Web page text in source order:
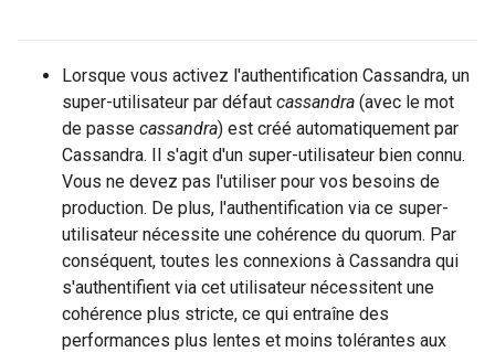
Lorsque vous activez l'authentification Cassandra, un
super-utilisateur par défaut cassandra (avec le mot
de passe cassandra) est créé automatiquement par
Cassandra. Il s'agit d'un super-utilisateur bien connu.
Vous ne devez pas l'utiliser pour vos besoins de
production. De plus, l'authentification via ce super-
utilisateur nécessite une cohérence du quorum. Par
conséquent, toutes les connexions à Cassandra qui
s'authentifient via cet utilisateur nécessitent une
cohérence plus stricte, ce qui entraîne des
performances plus lentes et moins tolérantes aux